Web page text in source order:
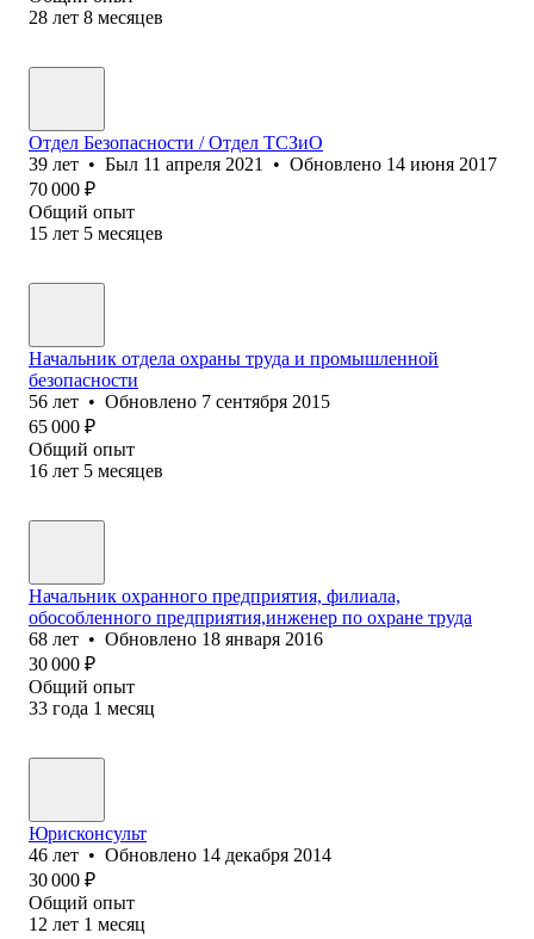
28 лет 8 месяцев
Отдел Безопасности / Отдел ТСЗиО
39 лет • Был 11 апреля 2021 • Обновлено 14 июня 2017
70 000 ₽
Общий опыт
15 лет 5 месяцев
Начальник отдела охраны труда и промышленной
безопасности
56 лет • Обновлено 7 сентября 2015
65 000 ₽
Общий опыт
16 лет 5 месяцев
Начальник охранного предприятия, филиала,
обособленного предприятия,инженер по охране труда
68 лет • Обновлено 18 января 2016
30 000 ₽
Общий опыт
33 года 1 месяц
Юрисконсульт
46 лет • Обновлено 14 декабря 2014
30 000 ₽
Общий опыт
12 лет 1 месяц